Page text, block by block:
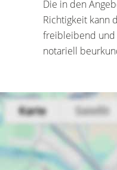
Die in den
Richtigkeit kann
freibleibend und
notariell